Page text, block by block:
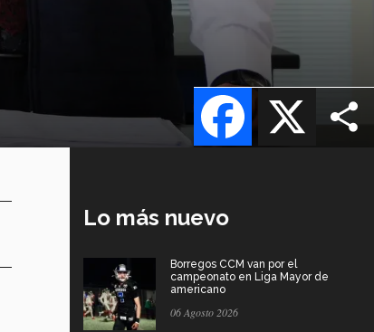
X
Facebook
Lo más nuevo
Borregos CCM van por el
campeonato en Liga Mayor de
americano
06 Agosto 2026